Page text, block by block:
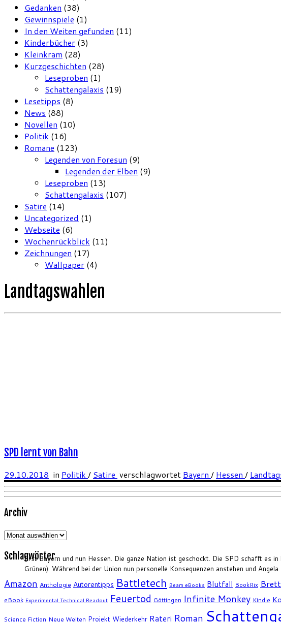
Gedanken (38)
Gewinnspiele (1)
In den Weiten gefunden (11)
Kinderbücher (3)
Kleinkram (28)
Kurzgeschichten (28)
Leseproben (1)
Schattengalaxis (19)
Lesetipps (8)
News (88)
Novellen (10)
Politik (16)
Romane (123)
Legenden von Foresun (9)
Legenden der Elben (9)
Leseproben (13)
Schattengalaxis (107)
Satire (14)
Uncategorized (1)
Webseite (6)
Wochenrückblick (11)
Zeichnungen (17)
Wallpaper (4)
Landtagswahlen
Erst Bayern und nun Hessen. Die ganze Nation ist geschockt. Die SPD schafft es
Grünen). Während bei der Union nun personelle Konsequenzen anstehen und
SPD lernt von Bahn
29.10.2018 in Politik / Satire verschlagwortet Bayern / Hessen /
Archiv
Archiv
Schlagwörter
Amazon Anthologie Autorentipps Battletech Beam eBooks Blutfall BookRix
eBook Experimental Technical Readout Feuertod Göttingen Infinite Monkey Kindle
Science Fiction Neue Welten Projekt Wiederkehr Rateri Roman